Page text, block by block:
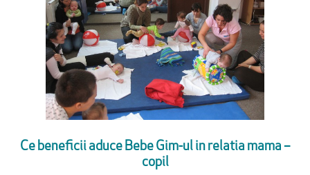
Ce beneficii aduce Bebe Gim-ul in relatia mama –
copil